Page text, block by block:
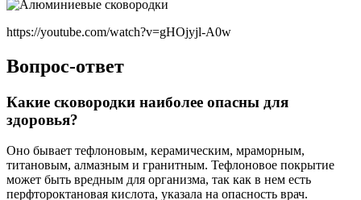
https://youtube.com/watch?v=gHOjyjl-A0w
Вопрос-ответ
Какие сковородки наиболее опасны для
здоровья?
Оно бывает тефлоновым, керамическим, мраморным,
титановым, алмазным и гранитным. Тефлоновое покрытие
может быть вредным для организма, так как в нем есть
перфтороктановая кислота, указала на опасность врач.